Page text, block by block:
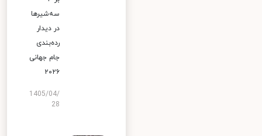
سه‌شیرها
در دیدار
رده‌بندی
جام جهانی
۲۰۲۶
1405/04/
28